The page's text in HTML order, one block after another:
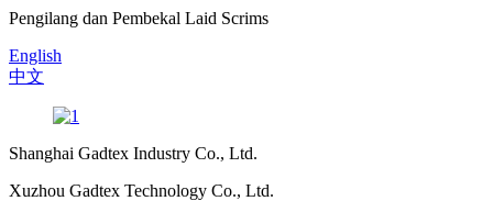
Pengilang dan Pembekal Laid Scrims
English
中文
Shanghai Gadtex Industry Co., Ltd.
Xuzhou Gadtex Technology Co., Ltd.